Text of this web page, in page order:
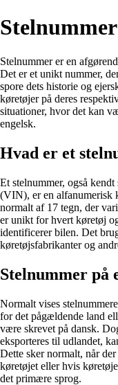
Stelnummer er en
Det er et unikt nummer,
spore dets historie og
køretøjer på deres
situationer, hvor det kan
engelsk.
Hvad er et
Et stelnummer, også
(VIN), er en alfanumerisk
normalt af 17 tegn, der
er unikt for hvert køretøj
identificerer bilen. Det
køretøjsfabrikanter og
Stelnummer på
Normalt vises
for det pågældende land
være skrevet på dansk.
eksporteres til udlandet,
Dette sker normalt, når
køretøjet eller hvis
det primære sprog.